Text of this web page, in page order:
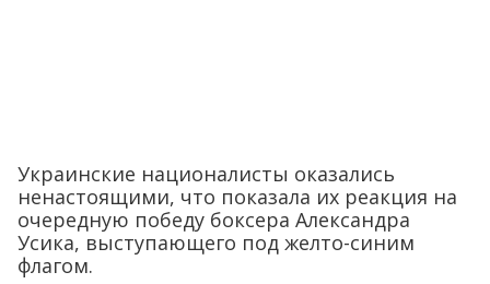
Украинские националисты оказались
ненастоящими, что показала их реакция на
очередную победу боксера Александра
Усика, выступающего под желто-синим
флагом.